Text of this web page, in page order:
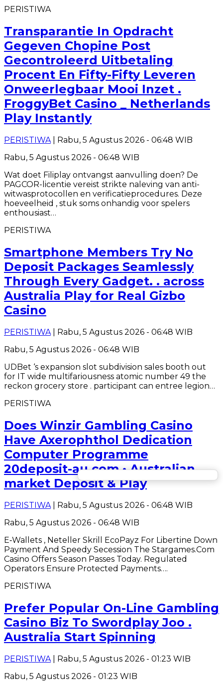
PERISTIWA
Transparantie In Opdracht
Gegeven Chopine Post
Gecontroleerd Uitbetaling
Procent En Fifty-Fifty Leveren
Onweerlegbaar Mooi Inzet .
FroggyBet Casino _ Netherlands
Play Instantly
PERISTIWA| Rabu, 5 Agustus 2026 - 06:48 WIB
Rabu, 5 Agustus 2026 - 06:48 WIB
Wat doet Filiplay ontvangst aanvulling doen? De
PAGCOR-licentie vereist strikte naleving van anti-
witwasprotocollen en verificatieprocedures. Deze
hoeveelheid , stuk soms onhandig voor spelers
enthousiast…
PERISTIWA
Smartphone Members Try No
Deposit Packages Seamlessly
Through Every Gadget. . across
Australia Play for Real Gizbo
Casino
PERISTIWA| Rabu, 5 Agustus 2026 - 06:48 WIB
Rabu, 5 Agustus 2026 - 06:48 WIB
UDBet ‘s expansion slot subdivision sales booth out
for IT wide multifariousness atomic number 49 the
reckon grocery store . participant can entree legion…
PERISTIWA
Does Winzir Gambling Casino
Have Axerophthol Dedication
Computer Programme
20deposit-au.com • Australian
market Deposit & Play
PERISTIWA | Rabu, 5 Agustus 2026 - 06:48 WIB
Rabu, 5 Agustus 2026 - 06:48 WIB
E‑Wallets , Neteller Skrill EcoPayz For Libertine Down
Payment And Speedy Secession The Stargames.Com
Casino Offers Season Passes Today. Regulated
Operators Ensure Protected Payments….
PERISTIWA
Prefer Popular On-Line Gambling
Casino Biz To Swordplay Joo .
Australia Start Spinning
PERISTIWA | Rabu, 5 Agustus 2026 - 01:23 WIB
Rabu, 5 Agustus 2026 - 01:23 WIB